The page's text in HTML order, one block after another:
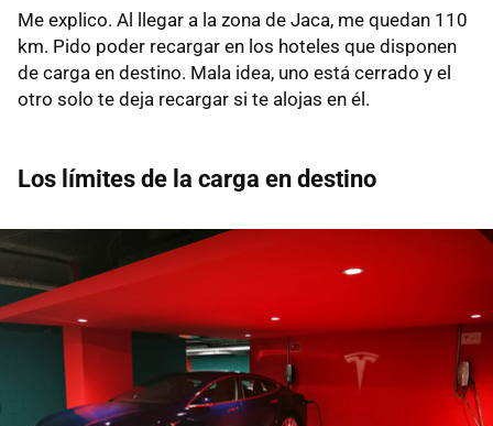
Me explico. Al llegar a la zona de Jaca, me quedan 110
km. Pido poder recargar en los hoteles que disponen
de carga en destino. Mala idea, uno está cerrado y el
otro solo te deja recargar si te alojas en él.
Los límites de la carga en destino